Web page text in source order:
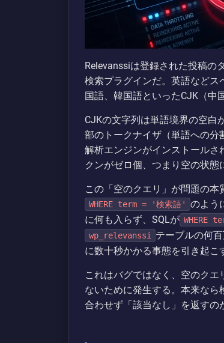
Relevanssiは登録された投稿の
検索プラグインだ。英語などス
国語、韓国語といったCJK（中
CJKの文字列は単語境界の空白
部のトークナイザ（単語への
解析エンジンがインストール
クンがゼロ個、つまり空の状態
この「空のクエリ」が問題の本
WHERE term = '検索語'
のよう
に何も入らず、SQLが WHERE
wp_relevanssi
テーブルの何
に数十秒かかる事態を引き起こ
これはバグではなく、空のク
ないために発生する。本来な
合わせず「該当なし」を返すの